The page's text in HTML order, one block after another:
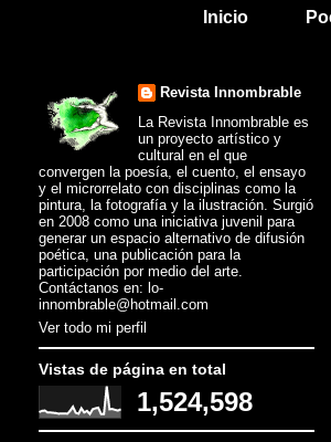
Inicio
Revista Innombrable
La Revista Innombrable es
un proyecto artístico y
cultural en el que
convergen la poesía, el cuento, el ensayo
y el microrrelato con disciplinas como la
pintura, la fotografía y la ilustración. Surgió
en 2008 como una iniciativa juvenil para
generar un espacio alternativo de difusión
poética, una publicación para la
participación por medio del arte.
Contáctanos en: lo-
innombrable@hotmail.com
Ver todo mi perfil
Vistas de página en total
1,524,598